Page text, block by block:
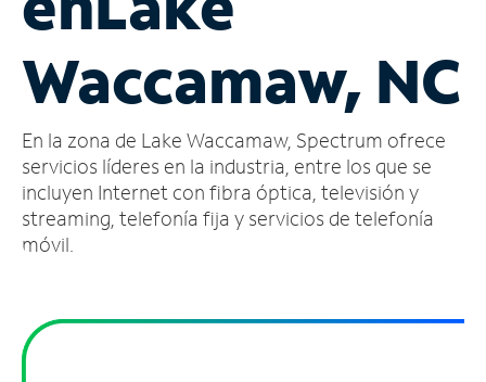
cuenta
Encuentra
tienda
Waccamaw, NC
En la zona de Lake Waccamaw, Spectrum ofrece
servicios líderes en la industria, entre los que se
incluyen Internet con fibra óptica, televisión y
streaming, telefonía fija y servicios de telefonía
móvil.